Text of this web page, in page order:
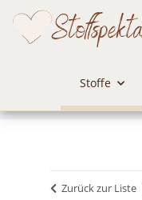
Stoffe
Zurück zur Liste